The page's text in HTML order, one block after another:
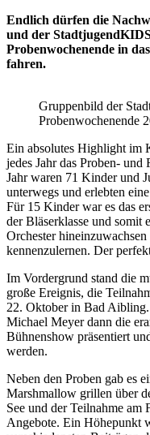
Endlich dürfen die
und der
Probenwochenende in
fahren.
Gruppenbild der
Probenwochenende
Ein absolutes Highlight im
jedes Jahr das Proben-
Jahr waren 71 Kinder und
unterwegs und erlebten
Für 15 Kinder war es das
der Bläserklasse und somit
Orchester
kennenzulernen. Der
Im Vordergrund stand die
große Ereignis, die
22. Oktober in Bad
Michael Meyer dann die
Bühnenshow präsentiert
werden.
Neben den Proben gab es
Marshmallow grillen über
See und der Teilnahme am
Angebote. Ein Höhepunkt